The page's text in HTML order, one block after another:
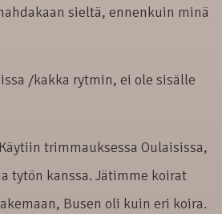
sieltä, ennenkuin minä
/kakka rytmin, ei ole sisälle
trimmauksessa Oulaisissa,
tytön kanssa. Jätimme koirat
Busen oli kuin eri koira.